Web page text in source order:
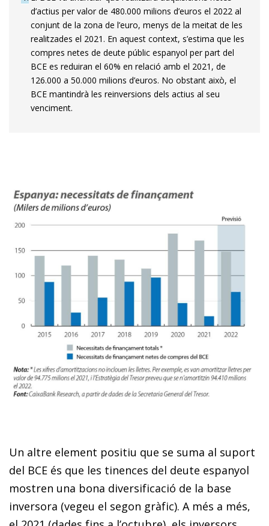
d’actius per valor de 480.000 milions d’euros el 2022 al
conjunt de la zona de l’euro, menys de la meitat de les
realitzades el 2021. En aquest context, s’estima que les
compres netes de deute públic espanyol per part del
BCE es reduiran el 60% en relació amb el 2021, de
126.000 a 50.000 milions d’euros. No obstant això, el
BCE mantindrà les reinversions dels actius al seu
venciment.
Un altre element positiu que se suma al suport
del BCE és que les tinences del deute espanyol
mostren una bona diversificació de la base
inversora (vegeu el segon gràfic). A més a més,